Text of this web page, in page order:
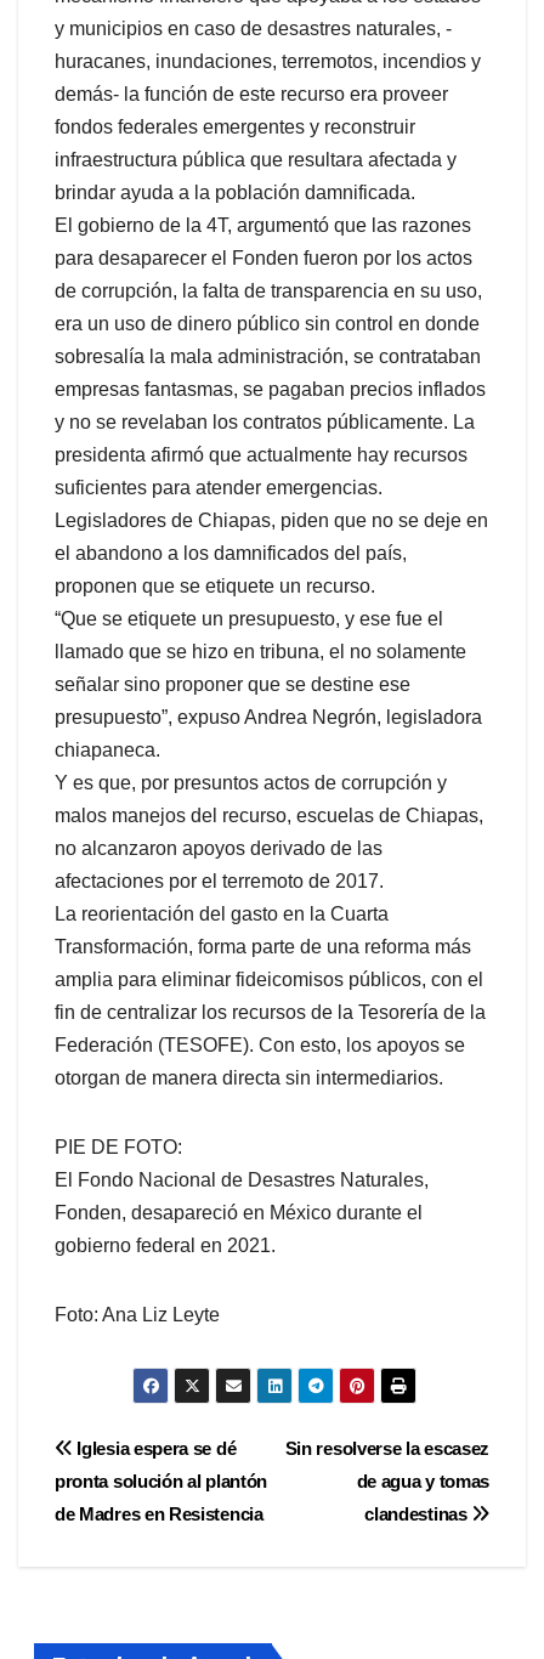
y municipios en caso de desastres naturales, -
huracanes, inundaciones, terremotos, incendios y
demás- la función de este recurso era proveer
fondos federales emergentes y reconstruir
infraestructura pública que resultara afectada y
brindar ayuda a la población damnificada.
El gobierno de la 4T, argumentó que las razones
para desaparecer el Fonden fueron por los actos
de corrupción, la falta de transparencia en su uso,
era un uso de dinero público sin control en donde
sobresalía la mala administración, se contrataban
empresas fantasmas, se pagaban precios inflados
y no se revelaban los contratos públicamente. La
presidenta afirmó que actualmente hay recursos
suficientes para atender emergencias.
Legisladores de Chiapas, piden que no se deje en
el abandono a los damnificados del país,
proponen que se etiquete un recurso.
“Que se etiquete un presupuesto, y ese fue el
llamado que se hizo en tribuna, el no solamente
señalar sino proponer que se destine ese
presupuesto”, expuso Andrea Negrón, legisladora
chiapaneca.
Y es que, por presuntos actos de corrupción y
malos manejos del recurso, escuelas de Chiapas,
no alcanzaron apoyos derivado de las
afectaciones por el terremoto de 2017.
La reorientación del gasto en la Cuarta
Transformación, forma parte de una reforma más
amplia para eliminar fideicomisos públicos, con el
fin de centralizar los recursos de la Tesorería de la
Federación (TESOFE). Con esto, los apoyos se
otorgan de manera directa sin intermediarios.
PIE DE FOTO:
El Fondo Nacional de Desastres Naturales,
Fonden, desapareció en México durante el
gobierno federal en 2021.
Foto: Ana Liz Leyte
Navegación
de
Sin resolverse la escasez
de agua y tomas
clandestinas
Iglesia espera se dé
pronta solución al plantón
de Madres en Resistencia